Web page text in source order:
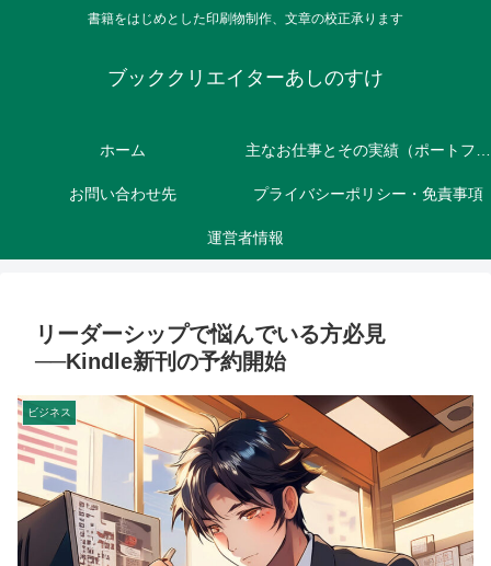
書籍をはじめとした印刷物制作、文章の校正承ります
ブッククリエイターあしのすけ
ホーム 主なお仕事とその実績（ポートフォリオ）
お問い合わせ先 プライバシーポリシー・免責事項
運営者情報
リーダーシップで悩んでいる方必見
──Kindle新刊の予約開始
ビジネス